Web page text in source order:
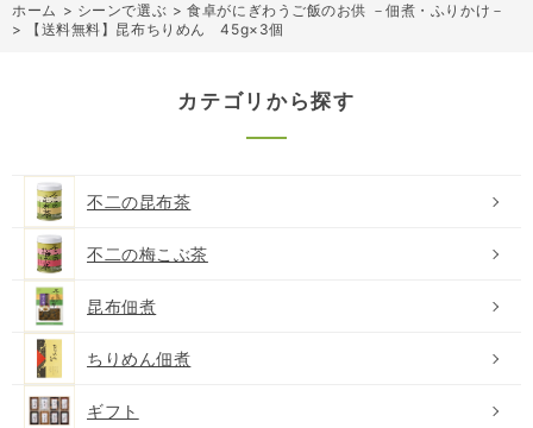
ホーム > シーンで選ぶ >食卓がにぎわうご飯のお供 －佃煮・ふりかけ－
>
【送料無料】昆布ちりめん 45g×3個
カテゴリから探す
不二の昆布茶
不二の梅こぶ茶
昆布佃煮
ちりめん佃煮
ギフト